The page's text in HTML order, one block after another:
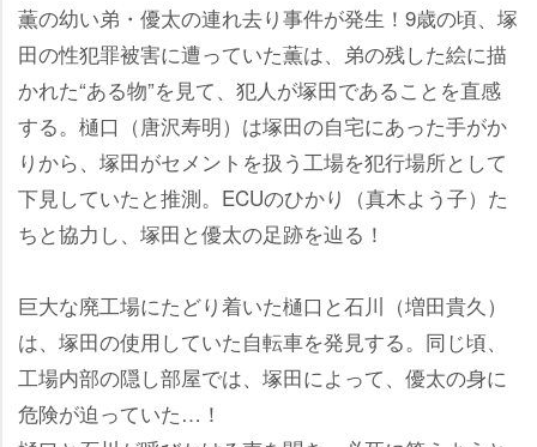
薫の幼い弟・優太の連れ去り事件が発生！9歳の頃、塚
田の性犯罪被害に遭っていた薫は、弟の残した絵に描
かれた“ある物”を見て、犯人が塚田であることを直感
する。樋口（唐沢寿明）は塚田の自宅にあった手がか
りから、塚田がセメントを扱う工場を犯行場所として
下見していたと推測。ECUのひかり（真木よう子）た
ちと協力し、塚田と優太の足跡を辿る！
巨大な廃工場にたどり着いた樋口と石川（増田貴久）
は、塚田の使用していた自転車を発見する。同じ頃、
工場内部の隠し部屋では、塚田によって、優太の身に
危険が迫っていた…！